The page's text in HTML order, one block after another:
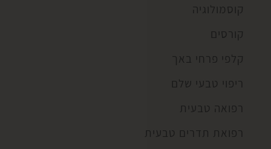
קוסמולוגיה
קורסים
קלפי פרחי באך
ריפוי טבעי שלם
רפואה טבעית
רפואת תדרים טבעית